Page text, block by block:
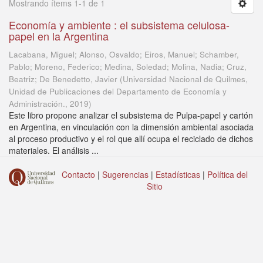
Mostrando ítems 1-1 de 1
Economía y ambiente : el subsistema celulosa-
papel en la Argentina
Lacabana, Miguel; Alonso, Osvaldo; Eiros, Manuel; Schamber,
Pablo; Moreno, Federico; Medina, Soledad; Molina, Nadia; Cruz,
Beatriz; De Benedetto, Javier (Universidad Nacional de Quilmes,
Unidad de Publicaciones del Departamento de Economía y
Administración., 2019)
Este libro propone analizar el subsistema de Pulpa-papel y cartón
en Argentina, en vinculación con la dimensión ambiental asociada
al proceso productivo y el rol que allí ocupa el reciclado de dichos
materiales. El análisis ...
Contacto | Sugerencias | Estadísticas | Política del
Sitio